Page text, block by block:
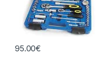
95.00€